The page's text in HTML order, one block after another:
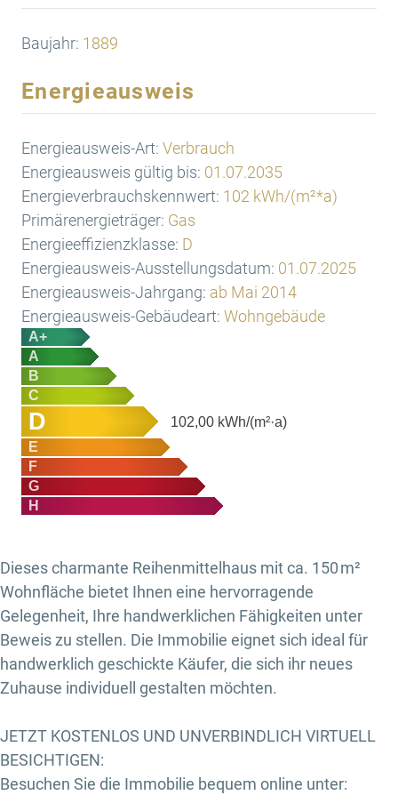
Baujahr: 1889
Energieausweis
Energieausweis-Art: Verbrauch
Energieausweis gültig bis: 01.07.2035
Energieverbrauchskennwert: 102 kWh/(m²*a)
Primärenergieträger: Gas
Energieeffizienzklasse: D
Energieausweis-Ausstellungsdatum: 01.07.2025
Energieausweis-Jahrgang: ab Mai 2014
Energieausweis-Gebäudeart: Wohngebäude
A+
A
B
C
D 102,00 kWh/(m²·a)
E
F
G
H
Dieses charmante Reihenmittelhaus mit ca. 150 m²
Wohnfläche bietet Ihnen eine hervorragende
Gelegenheit, Ihre handwerklichen Fähigkeiten unter
Beweis zu stellen. Die Immobilie eignet sich ideal für
handwerklich geschickte Käufer, die sich ihr neues
Zuhause individuell gestalten möchten.
JETZT KOSTENLOS UND UNVERBINDLICH VIRTUELL
BESICHTIGEN:
Besuchen Sie die Immobilie bequem online unter: